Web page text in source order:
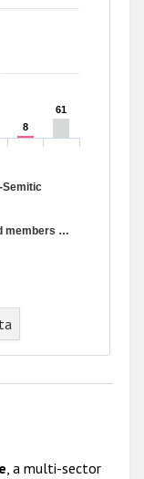
8
8
61
61
Semitic
members …
, a multi-sector